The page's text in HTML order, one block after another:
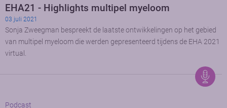
EHA21 - Highlights multipel myeloom
03 juli 2021
Sonja Zweegman bespreekt de laatste ontwikkelingen op het gebied
van multipel myeloom die werden gepresenteerd tijdens de EHA 2021
virtual.
Podcast